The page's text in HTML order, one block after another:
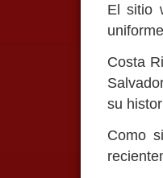
El sitio
Costa
su
Como